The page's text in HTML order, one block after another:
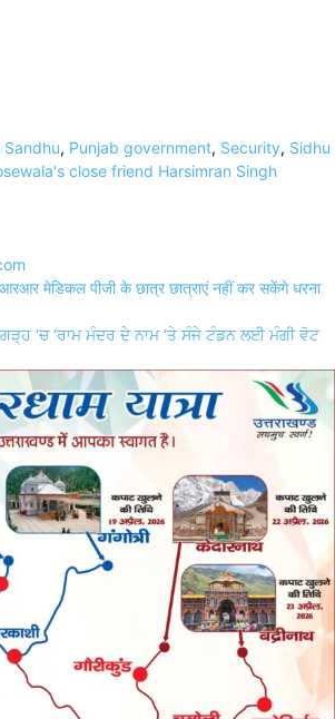
Sandhu, Punjab government, Security, Sidhu
close friend Harsimran Singh
मेडिकल पीजी के छात्र छात्राएं नहीं कर सकेंगे धरना
‘ਚ ‘ਰਾਮ ਮੰਦਰ ਦੇ ਨਾਮ ‘ਤੇ ਸੰਜੇ ਟੰਡਨ ਲਈ ਮੰਗੀ ਵੋਟ